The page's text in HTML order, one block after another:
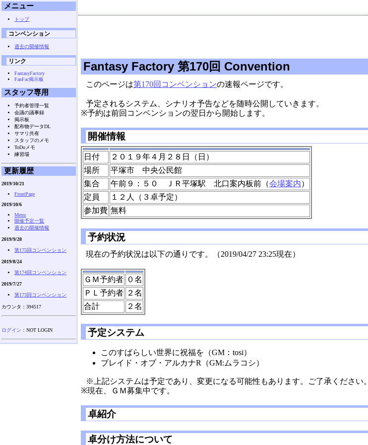
Fantasy Factory 第170回 Convention
このページは第170回コンベンションの速報ページです。
予定されるシステム、シナリオ予告などを随時公開していきます。
※予約は前回コンベンションの翌日から開始します。
開催情報
日付
２０１９年４月２８日（日）
場所
平塚市 中央公民館
集合
午前９：５０ ＪＲ平塚駅 北口案内板前（会場案内）
定員
１２人（３卓予定）
参加費 無料
予約状況
現在の予約状況は以下の通りです。（2019/04/27 23:25現在）
ＧＭ予約者 ０名
ＰＬ予約者 ２名
合計
２名
予定システム
このすばらしい世界に祝福を（GM：tosi）
ブレイド・オブ・アルカナR（GM:ムラコシ）
※上記システムは予定であり、変更になる可能性もあります。ご了承ください。
※現在、ＧＭ募集中です。
卓紹介
卓分け方法について
メニュー
トップ
コンベンション
過去の開催情報
リンク
FantasyFactory
FanFac掲示板
スタッフ専用
予約者管理一覧
会議の議事録
掲示板
配布物データDL
サマリ共有
スタッフのメモ
ToDoメモ
練習場
更新履歴
2019/10/21
FrontPage
2019/10/6
Menu
開催予定一覧
過去の開催情報
2019/9/28
第175回コンベンション
2019/8/24
第174回コンベンション
2019/7/27
第173回コンベンション
カウンタ：394517
ログイン ：NOT LOGIN